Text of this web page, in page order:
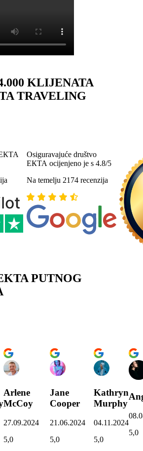
KLIJENATA
TRAVELING
Osiguravajuće društvo
ЕКТА ocijenjeno je s 4.8/5
Na temelju 2174 recenzija
PUTNOG
Arlene
McCoy
27.09.2024
5,0
Jane
Cooper
21.06.2024
5,0
Kathryn
Murphy
04.11.2024
5,0
5,0